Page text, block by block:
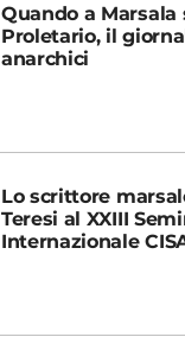
Quando a Marsala
Proletario, il
anarchici
Lo scrittore
Teresi al XXIII
Internazionale